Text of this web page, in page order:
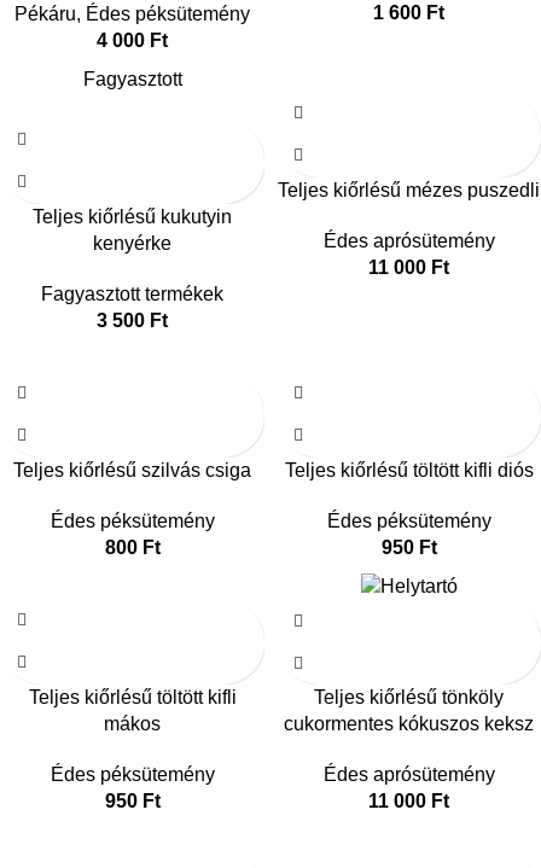
Pékáru, Édes péksütemény
4 000 Ft
1 600 Ft
Fagyasztott
Teljes kiőrlésű kukutyin
kenyérke
Fagyasztott termékek
3 500 Ft
Teljes kiőrlésű mézes puszedli
Édes aprósütemény
11 000 Ft
Teljes kiőrlésű szilvás csiga
Édes péksütemény
800 Ft
Teljes kiőrlésű töltött kifli diós
Édes péksütemény
950 Ft
Teljes kiőrlésű töltött kifli
mákos
Édes péksütemény
950 Ft
Teljes kiőrlésű tönköly
cukormentes kókuszos keksz
Édes aprósütemény
11 000 Ft